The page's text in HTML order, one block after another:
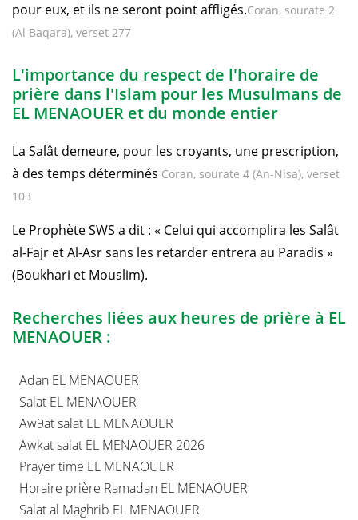
pour eux, et ils ne seront point affligés.Coran, sourate 2
(Al Baqara), verset 277
L'importance du respect de l'horaire de
prière dans l'Islam pour les Musulmans de
EL MENAOUER et du monde entier
La Salât demeure, pour les croyants, une prescription,
à des temps déterminés Coran, sourate 4 (An-Nisa), verset
103
Le Prophète SWS a dit : « Celui qui accomplira les Salât
al-Fajr et Al-Asr sans les retarder entrera au Paradis »
(Boukhari et Mouslim).
Recherches liées aux heures de prière à EL
MENAOUER :
Adan EL MENAOUER
Salat EL MENAOUER
Aw9at salat EL MENAOUER
Awkat salat EL MENAOUER 2026
Prayer time EL MENAOUER
Horaire prière Ramadan EL MENAOUER
Salat al Maghrib EL MENAOUER